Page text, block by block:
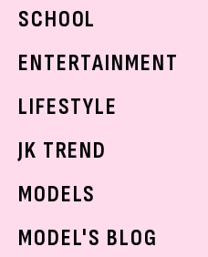
着回し
ベストコスメ
ボディケア
SCHOOL
学校ヘアメイク
ENTERTAINMENT
K-POP
LIFESTYLE
モデルの購入品
JK TREND
MODELS
MODEL'S BLOG